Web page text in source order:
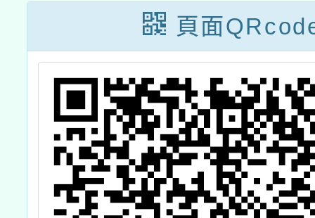
社會情緒學習
(SEL)-BEST
ME種子教師工
作坊
頁面